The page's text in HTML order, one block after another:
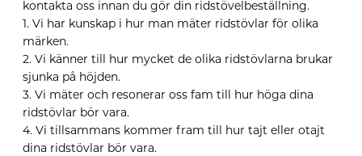
kontakta oss innan du gör din ridstövelbeställning.
1. Vi har kunskap i hur man mäter ridstövlar för olika
märken.
2. Vi känner till hur mycket de olika ridstövlarna brukar
sjunka på höjden.
3. Vi mäter och resonerar oss fam till hur höga dina
ridstövlar bör vara.
4. Vi tillsammans kommer fram till hur tajt eller otajt
dina ridstövlar bör vara.